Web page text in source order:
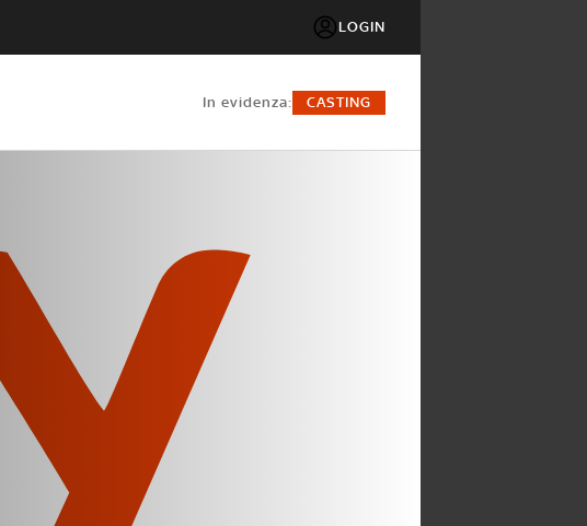
LOGIN
in evidenza: CASTING